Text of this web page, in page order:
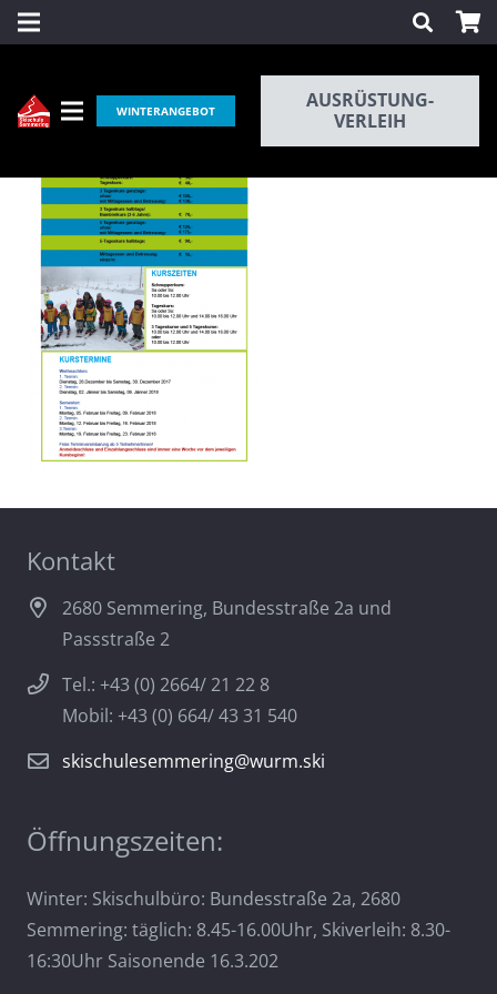
WINTERANGEBOT
AUSRÜSTUNG-
VERLEIH
Kontakt
2680 Semmering, Bundesstraße 2a und
Passstraße 2
Tel.: +43 (0) 2664/ 21 22 8
Mobil: +43 (0) 664/ 43 31 540
skischulesemmering@wurm.ski
Öffnungszeiten:
Winter: Skischulbüro: Bundesstraße 2a, 2680
Semmering: täglich: 8.45-16.00Uhr, Skiverleih: 8.30-
16:30Uhr Saisonende 16.3.202